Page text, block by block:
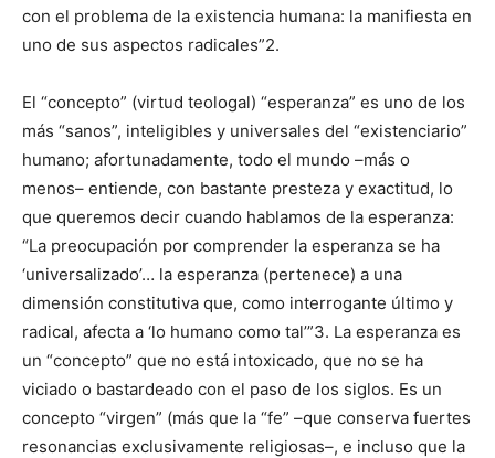
con el problema de la existencia humana: la manifiesta en
uno de sus aspectos radicales”2.
El “concepto” (virtud teologal) “esperanza” es uno de los
más “sanos”, inteligibles y universales del “existenciario”
humano; afortunadamente, todo el mundo –más o
menos– entiende, con bastante presteza y exactitud, lo
que queremos decir cuando hablamos de la esperanza:
“La preocupación por comprender la esperanza se ha
‘universalizado’… la esperanza (pertenece) a una
dimensión constitutiva que, como interrogante último y
radical, afecta a ‘lo humano como tal’”3. La esperanza es
un “concepto” que no está intoxicado, que no se ha
viciado o bastardeado con el paso de los siglos. Es un
concepto “virgen” (más que la “fe” –que conserva fuertes
resonancias exclusivamente religiosas–, e incluso que la